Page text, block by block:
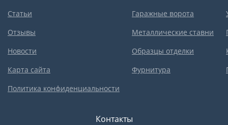
Статьи
Отзывы
Новости
Карта сайта
Политика конфиденциальности
Гаражные ворота
Металлические ставни
Образцы отделки
Фурнитура
Контакты